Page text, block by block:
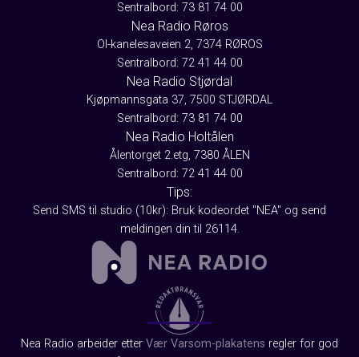
Sentralbord: 73 81 74 00
Nea Radio Røros
Ol-kanelesaveien 2, 7374 RØROS
Sentralbord: 72 41 44 00
Nea Radio Stjørdal
Kjøpmannsgata 37, 7500 STJØRDAL
Sentralbord: 73 81 74 00
Nea Radio Holtålen
Ålentorget 2.etg, 7380 ÅLEN
Sentralbord: 72 41 44 00
Tips:
Send SMS til studio (10kr): Bruk kodeordet "NEA" og send
meldingen din til 26114.
Nea Radio arbeider etter Vær Varsom-plakatens regler for god